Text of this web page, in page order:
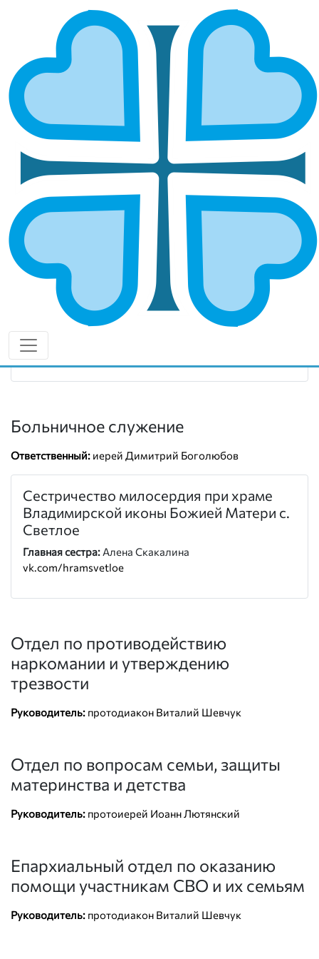
ЛЫСКОВСКАЯ И ЛУКОЯНОВСКАЯ
ГЛАВНАЯ
МИТРОПОЛИИ
ЛЫСКОВСКАЯ И ЛУКОЯНОВСКАЯ
Епархией управляет митрополит Нижегородский и
Арзамасский Георгий
ОСНОВНЫЕ НАПРАВЛЕНИЯ
РАБОТЫ
Социальный отдел епархии
Руководитель:
протодиакон Виталий Шевчук
+7 (987) 535-40-15
vk.com/lsk_eparchy
Больничное служение
Ответственный: иерей Димитрий Боголюбов
Сестричество милосердия при храме
Владимирской иконы Божией Матери с.
Светлое
Главная сестра: Алена Скакалина
vk.com/hramsvetloe
Отдел по противодействию
наркомании и утверждению
трезвости
Руководитель: протодиакон Виталий Шевчук
Отдел по вопросам семьи, защиты
материнства и детства
Руководитель: протоиерей Иоанн Лютянский
Епархиальный отдел по оказанию
помощи участникам СВО и их семьям
Руководитель: протодиакон Виталий Шевчук